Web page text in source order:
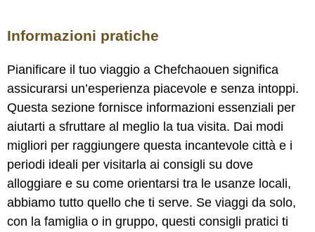
Informazioni pratiche
Pianificare il tuo viaggio a Chefchaouen significa
assicurarsi un’esperienza piacevole e senza intoppi.
Questa sezione fornisce informazioni essenziali per
aiutarti a sfruttare al meglio la tua visita. Dai modi
migliori per raggiungere questa incantevole città e i
periodi ideali per visitarla ai consigli su dove
alloggiare e su come orientarsi tra le usanze locali,
abbiamo tutto quello che ti serve. Se viaggi da solo,
con la famiglia o in gruppo, questi consigli pratici ti